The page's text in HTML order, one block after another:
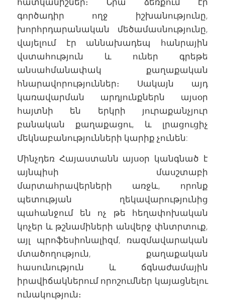
գործադիր ողջ իշխանությունը,
խորհրդարանական մեծամասնությունը,
վայելում էր աննախադեպ հանրային
վստահություն և ուներ գրեթե
անսահմանափակ քաղաքական
հնարավորություններ։ Սակայն այդ
կառավարման արդյունքներն այսօր
հայտնի են երկրի յուրաքանչյուր
բանական քաղաքացու, և լրացուցիչ
մեկնաբանությունների կարիք չունեն:
Մինչդեռ Հայաստանն այսօր կանգնած է
այնպիսի մասշտաբի
մարտահրավերների առջև, որոնք
պետության ղեկավարությունից
պահանջում են ոչ թե հեղափոխական
կոչեր և թշնամիների անվերջ փնտրտուք,
այլ պրոֆեսիոնալիզմ, ռազմավարական
մտածողություն, քաղաքական
հասունություն և ճգնաժամային
իրավիճակներում որոշումներ կայացնելու
ունակություն։